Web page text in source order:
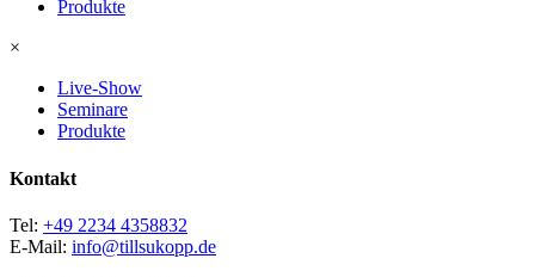
Produkte
×
Live-Show
Seminare
Produkte
Kontakt
Tel: +49 2234 4358832
E-Mail: info@tillsukopp.de